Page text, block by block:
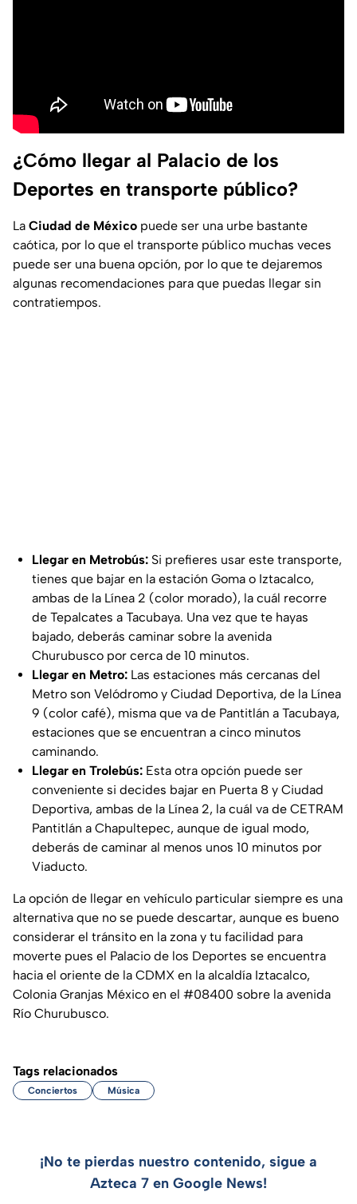
¿Cómo llegar al Palacio de los
Deportes en transporte público?
La Ciudad de México puede ser una urbe bastante
caótica, por lo que el transporte público muchas veces
puede ser una buena opción, por lo que te dejaremos
algunas recomendaciones para que puedas llegar sin
contratiempos.
Llegar en Metrobús: Si prefieres usar este transporte,
tienes que bajar en la estación Goma o Iztacalco,
ambas de la Línea 2 (color morado), la cuál recorre
de Tepalcates a Tacubaya. Una vez que te hayas
bajado, deberás caminar sobre la avenida
Churubusco por cerca de 10 minutos.
Llegar en Metro: Las estaciones más cercanas del
Metro son Velódromo y Ciudad Deportiva, de la Línea
9 (color café), misma que va de Pantitlán a Tacubaya,
estaciones que se encuentran a cinco minutos
caminando.
Llegar en Trolebús: Esta otra opción puede ser
conveniente si decides bajar en Puerta 8 y Ciudad
Deportiva, ambas de la Línea 2, la cuál va de CETRAM
Pantitlán a Chapultepec, aunque de igual modo,
deberás de caminar al menos unos 10 minutos por
Viaducto.
La opción de llegar en vehículo particular siempre es una
alternativa que no se puede descartar, aunque es bueno
considerar el tránsito en la zona y tu facilidad para
moverte pues el Palacio de los Deportes se encuentra
hacia el oriente de la CDMX en la alcaldía Iztacalco,
Colonia Granjas México en el #08400 sobre la avenida
Río Churubusco.
Tags relacionados
Conciertos Música
¡No te pierdas nuestro contenido, sigue a
Azteca 7 en Google News!